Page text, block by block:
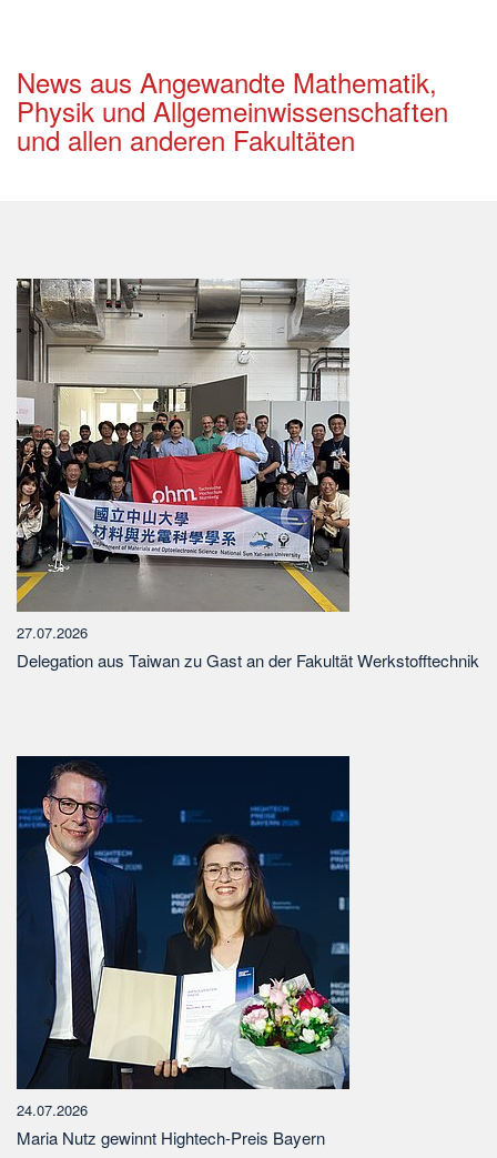
News aus Angewandte Mathematik,
Physik und Allgemeinwissenschaften
und allen anderen Fakultäten
27.07.2026
Delegation aus Taiwan zu Gast an der Fakultät Werkstofftechnik
24.07.2026
Maria Nutz gewinnt Hightech-Preis Bayern